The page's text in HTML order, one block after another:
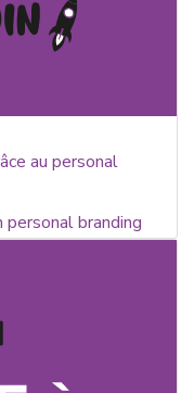
au personal
branding